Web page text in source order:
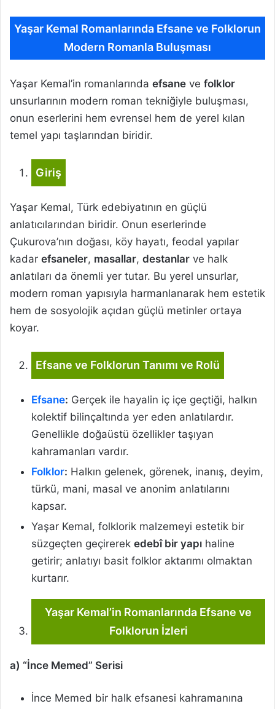
Yaşar Kemal Romanlarında Efsane ve Folklorun
Modern Romanla Buluşması
Yaşar Kemal’in romanlarında efsane ve folklor
unsurlarının modern roman tekniğiyle buluşması,
onun eserlerini hem evrensel hem de yerel kılan
temel yapı taşlarından biridir.
Giriş
Yaşar Kemal, Türk edebiyatının en güçlü
anlatıcılarından biridir. Onun eserlerinde
Çukurova’nın doğası, köy hayatı, feodal yapılar
kadar efsaneler, masallar, destanlar ve halk
anlatıları da önemli yer tutar. Bu yerel unsurlar,
modern roman yapısıyla harmanlanarak hem estetik
hem de sosyolojik açıdan güçlü metinler ortaya
koyar.
Efsane ve Folklorun Tanımı ve Rolü
Efsane: Gerçek ile hayalin iç içe geçtiği, halkın
kolektif bilinçaltında yer eden anlatılardır.
Genellikle doğaüstü özellikler taşıyan
kahramanları vardır.
Folklor: Halkın gelenek, görenek, inanış, deyim,
türkü, mani, masal ve anonim anlatılarını
kapsar.
Yaşar Kemal, folklorik malzemeyi estetik bir
süzgeçten geçirerek edebî bir yapı haline
getirir; anlatıyı basit folklor aktarımı olmaktan
kurtarır.
Yaşar Kemal’in Romanlarında Efsane ve
Folklorun İzleri
a) “İnce Memed” Serisi
İnce Memed bir halk efsanesi kahramanına